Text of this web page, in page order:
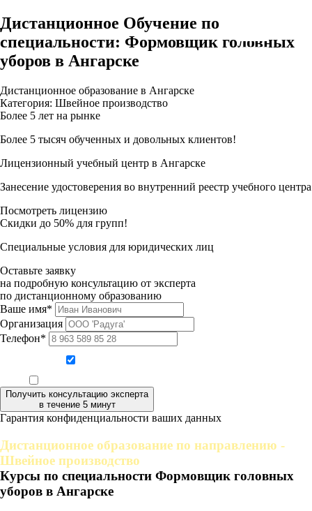
Дистанционное Обучение по
специальности: Формовщик головных
уборов в Ангарске
Дистанционное образование в Ангарске
Категория: Швейное производство
Более 5 лет на рынке
Более 5 тысяч обученных и довольных клиентов!
Лицензионный учебный центр в Ангарске
Занесение удостоверения во внутренний реестр учебного центра
Посмотреть лицензию
Скидки до 50% для групп!
Специальные условия для юридических лиц
Оставьте заявку
на подробную консультацию от эксперта
по дистанционному образованию
Ваше имя*
Организация
Телефон*
Получить консультацию эксперта
в течение 5 минут
Гарантия конфиденциальности ваших данных
Дистанционное образование по направлению -
Швейное производство
Курсы по специальности Формовщик головных
уборов в Ангарске